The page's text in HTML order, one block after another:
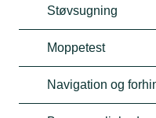
Støvsugning
Moppetest
Navigation og